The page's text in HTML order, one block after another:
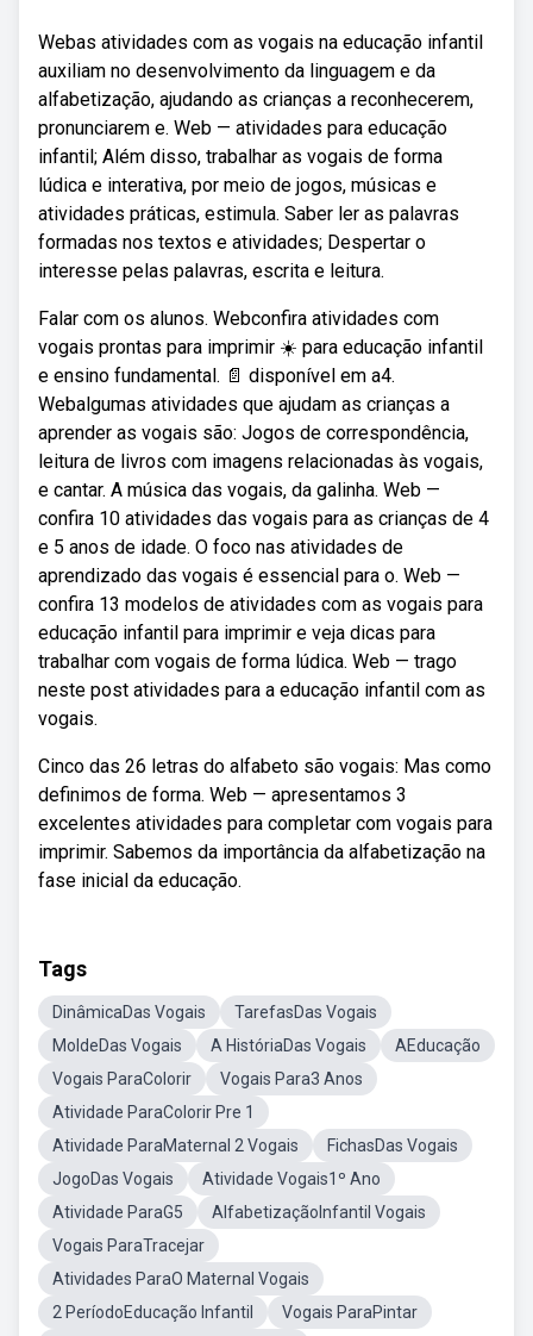
Webas atividades com as vogais na educação infantil
auxiliam no desenvolvimento da linguagem e da
alfabetização, ajudando as crianças a reconhecerem,
pronunciarem e. Web — atividades para educação
infantil; Além disso, trabalhar as vogais de forma
lúdica e interativa, por meio de jogos, músicas e
atividades práticas, estimula. Saber ler as palavras
formadas nos textos e atividades; Despertar o
interesse pelas palavras, escrita e leitura.
Falar com os alunos. Webconfira atividades com
vogais prontas para imprimir ☀️ para educação infantil
e ensino fundamental. 📄 disponível em a4.
Webalgumas atividades que ajudam as crianças a
aprender as vogais são: Jogos de correspondência,
leitura de livros com imagens relacionadas às vogais,
e cantar. A música das vogais, da galinha. Web —
confira 10 atividades das vogais para as crianças de 4
e 5 anos de idade. O foco nas atividades de
aprendizado das vogais é essencial para o. Web —
confira 13 modelos de atividades com as vogais para
educação infantil para imprimir e veja dicas para
trabalhar com vogais de forma lúdica. Web — trago
neste post atividades para a educação infantil com as
vogais.
Cinco das 26 letras do alfabeto são vogais: Mas como
definimos de forma. Web — apresentamos 3
excelentes atividades para completar com vogais para
imprimir. Sabemos da importância da alfabetização na
fase inicial da educação.
Tags
DinâmicaDas Vogais
TarefasDas Vogais
MoldeDas Vogais
A HistóriaDas Vogais
AEducação
Vogais ParaColorir
Vogais Para3 Anos
Atividade ParaColorir Pre 1
Atividade ParaMaternal 2 Vogais
FichasDas Vogais
JogoDas Vogais
Atividade Vogais1º Ano
Atividade ParaG5
AlfabetizaçãoInfantil Vogais
Vogais ParaTracejar
Atividades ParaO Maternal Vogais
2 PeríodoEducação Infantil
Vogais ParaPintar